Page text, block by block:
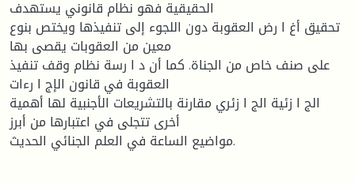
الحقيقية فهو نظام قانوني يستهدف
تحقيق أغ ا رض العقوبة دون اللجوء إلى تنفيذها ويختص بنوع
معين من العقوبات يقصى بها
على صنف خاص من الجناة. كما أن د ا رسة نظام وقف تنفيذ
العقوبة في قانون الإج ا رءات
الج ا زئية الج ا زئري مقارنة بالتشريعات الأجنبية لها أهمية
أخرى تتجلى في اعتبارها من أبرز
مواضيع الساعة في العلم الجنائي الحديث.